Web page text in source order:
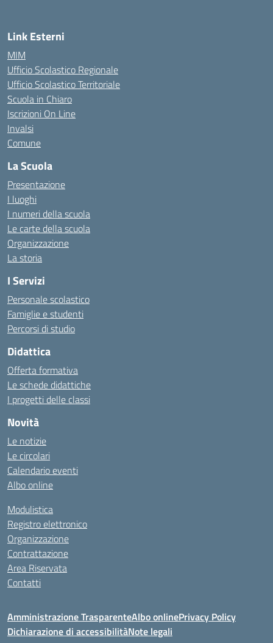
Link Esterni
MIM
Ufficio Scolastico Regionale
Ufficio Scolastico Territoriale
Scuola in Chiaro
Iscrizioni On Line
Invalsi
Comune
La Scuola
Presentazione
I luoghi
I numeri della scuola
Le carte della scuola
Organizzazione
La storia
I Servizi
Personale scolastico
Famiglie e studenti
Percorsi di studio
Didattica
Offerta formativa
Le schede didattiche
I progetti delle classi
Novità
Le notizie
Le circolari
Calendario eventi
Albo online
Modulistica
Registro elettronico
Organizzazione
Contrattazione
Area Riservata
Contatti
Amministrazione TrasparenteAlbo onlinePrivacy Policy
Dichiarazione di accessibilitàNote legali